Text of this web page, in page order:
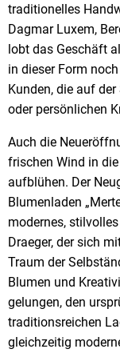
traditionelles
Dagmar Luxem,
lobt das Geschäft
in dieser Form
Kunden, die auf
oder persönlichen
Auch die
frischen Wind in
aufblühen. Der
Blumenladen
modernes,
Draeger, der sich
Traum der
Blumen und
gelungen, den
traditionsreichen
gleichzeitig